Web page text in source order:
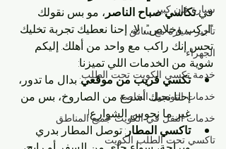
سيارة فان كبير
تأجير سيارة مع سائق
الجهراء
خدمة تكسي الكويت تحت الطلب
خدمات التوصيل الخاصة
خدمات النقل في الكويت جميع المناطق
تاكسي تحت الطلب الكويت
في تكاسي صباح الناصر، مو بس نقولك
“اركب وخلاص”، لا، إحنا نعطيك تجربة تخليك
تحس إنك راكب مع واحد من أهلك. إليكم
شوية من الخدمات اللي تميزنا:
تكسي قريب من موقعي: بدال ما تدور،
إحنا نجيك أسرع من الصاروخ، بس من
غير ما نحوس الشوارع!
تاكسي المطار: توصل المطار بدري